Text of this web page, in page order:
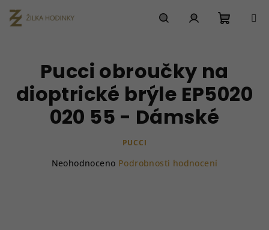
na
obsah
košík
Pucci obroučky na
dioptrické brýle EP5020
020 55 - Dámské
PUCCI
Neohodnoceno Podrobnosti hodnocení